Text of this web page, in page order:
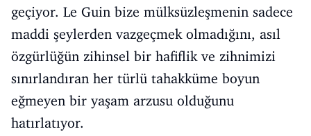
geçiyor. Le Guin bize mülksüzleşmenin sadece
maddi şeylerden vazgeçmek olmadığını, asıl
özgürlüğün zihinsel bir hafiflik ve zihnimizi
sınırlandıran her türlü tahakküme boyun
eğmeyen bir yaşam arzusu olduğunu
hatırlatıyor.